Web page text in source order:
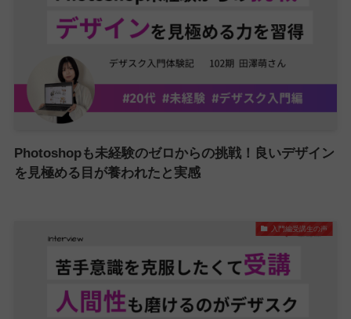
Photoshopも未経験のゼロからの挑戦！良いデザイン
を見極める目が養われたと実感
入門編受講生の声